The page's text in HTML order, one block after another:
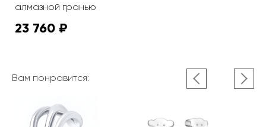
алмазной гранью
23 760 ₽
Вам понравится: